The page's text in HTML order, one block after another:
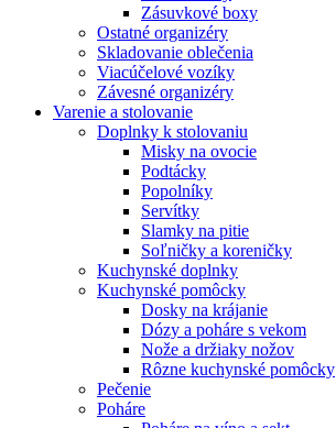
Zásuvkové boxy
Ostatné organizéry
Skladovanie oblečenia
Viacúčelové vozíky
Závesné organizéry
Varenie a stolovanie
Doplnky k stolovaniu
Misky na ovocie
Podtácky
Popolníky
Servítky
Slamky na pitie
Soľničky a koreničky
Kuchynské doplnky
Kuchynské pomôcky
Dosky na krájanie
Dózy a poháre s vekom
Nože a držiaky nožov
Rôzne kuchynské pomôcky
Pečenie
Poháre